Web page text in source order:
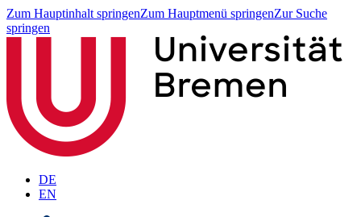
Zum Hauptinhalt springenZum Hauptmenü springenZur Suche
springen
DE
EN